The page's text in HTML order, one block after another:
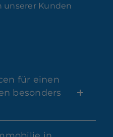
unserer Kunden
für einen
besonders